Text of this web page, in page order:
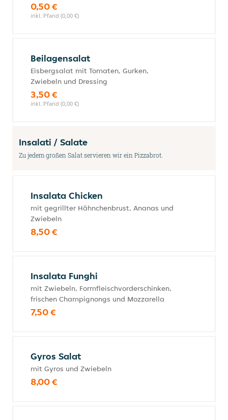
0,50 €
inkl. Pfand (0,00 €)
Beilagensalat
Eisbergsalat mit Tomaten, Gurken,
Zwiebeln und Dressing
3,50 €
inkl. Pfand (0,00 €)
Insalati / Salate
Zu jedem großen Salat servieren wir ein Pizzabrot.
Insalata Chicken
mit gegrillter Hähnchenbrust, Ananas und
Zwiebeln
8,50 €
Insalata Funghi
mit Zwiebeln, Formfleischvorderschinken,
frischen Champignongs und Mozzarella
7,50 €
Gyros Salat
mit Gyros und Zwiebeln
8,00 €